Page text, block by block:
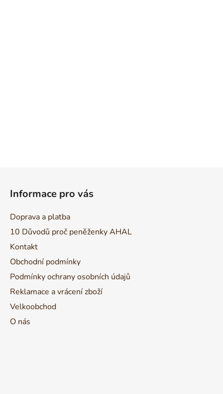
Informace pro vás
Doprava a platba
10 Důvodů proč peněženky AHAL
Kontakt
Obchodní podmínky
Podmínky ochrany osobních údajů
Reklamace a vrácení zboží
Velkoobchod
O nás